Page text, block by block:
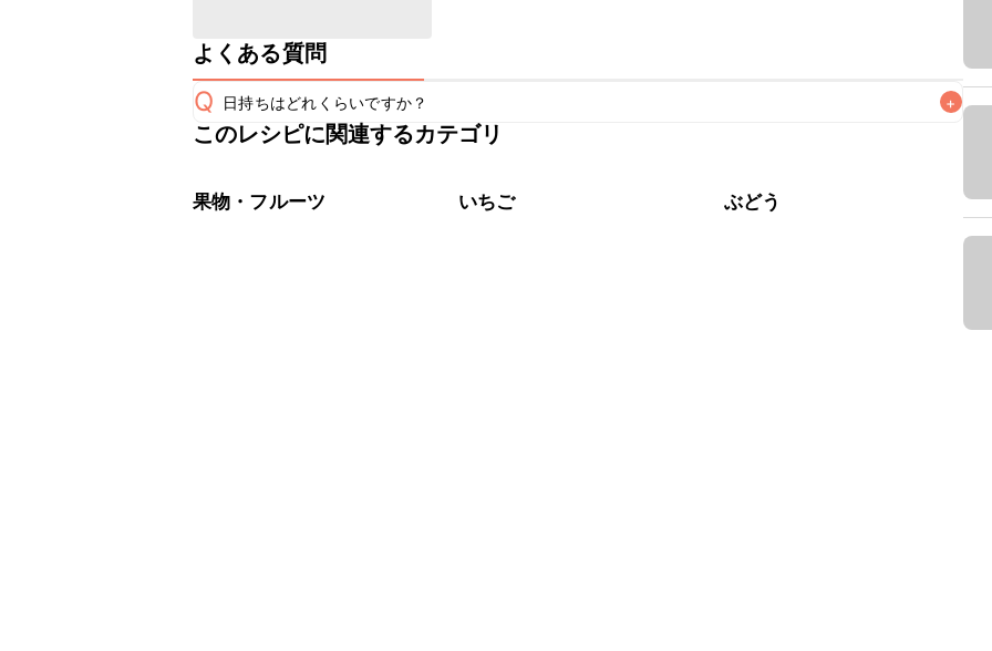
よくある質問
Q 日持ちはどれくらいですか？ +
保存期間は冷蔵で当日中が目安です。なるべくお早めにお召し上がりください。
※日持ちは目安です。
このレシピに関連するカテゴリ
果物・フルーツ いちご ぶどう